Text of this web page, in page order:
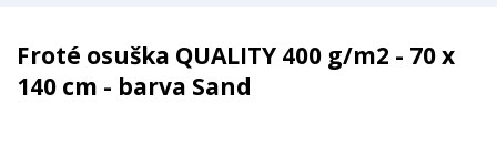
Froté osuška QUALITY 400 g/m2 - 70 x
140 cm - barva Sand